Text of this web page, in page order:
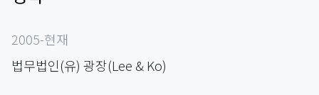
2005-현재
법무법인(유) 광장(Lee & Ko)